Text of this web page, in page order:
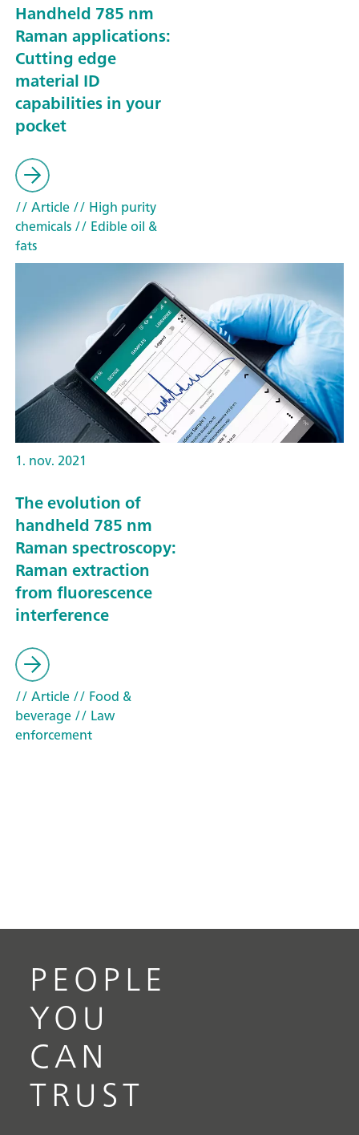
Handheld 785 nm
Raman applications:
Cutting edge
material ID
capabilities in your
pocket
// Article// High purity
chemicals// Edible oil &
fats
1. nov. 2021
The evolution of
handheld 785 nm
Raman spectroscopy:
Raman extraction
from fluorescence
interference
// Article// Food &
beverage// Law
enforcement
PEOPLE
YOU
CAN
TRUST